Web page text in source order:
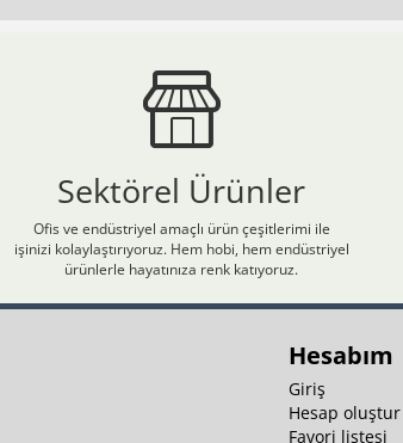
Sektörel Ürünler
Ofis ve endüstriyel amaçlı ürün çeşitlerimi ile
işinizi kolaylaştırıyoruz. Hem hobi, hem endüstriyel
ürünlerle hayatınıza renk katıyoruz.
Hesabım
Giriş
Hesap oluştur
Favori listesi